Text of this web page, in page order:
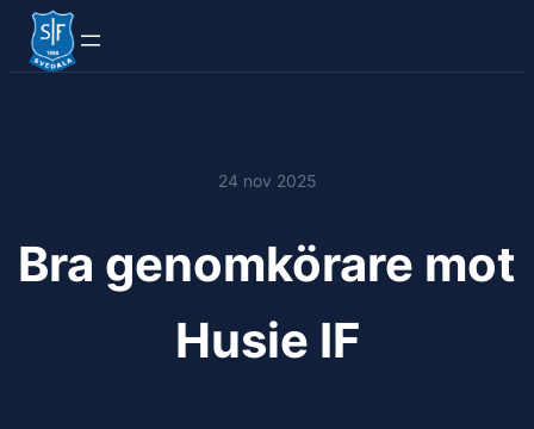
24 nov 2025
Bra genomkörare mot
Husie IF